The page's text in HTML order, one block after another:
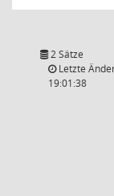
2 Sätze
Letzte
19:01:38